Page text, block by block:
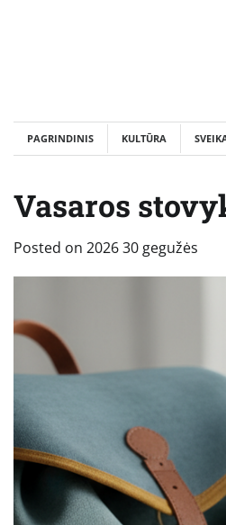
PAGRINDINIS KULTŪRA
Vasaros
Posted on 2026 30 gegužės